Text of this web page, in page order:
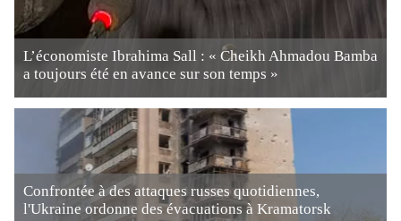
L’économiste Ibrahima Sall : « Cheikh Ahmadou Bamba
a toujours été en avance sur son temps »
Confrontée à des attaques russes quotidiennes,
l'Ukraine ordonne des évacuations à Kramatorsk